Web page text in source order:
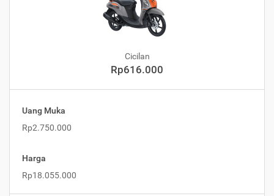
Cicilan
Rp616.000
Uang Muka
Rp2.750.000
Harga
Rp18.055.000